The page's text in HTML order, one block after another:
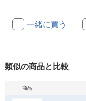
一緒に買う
類似の商品と比較
商品